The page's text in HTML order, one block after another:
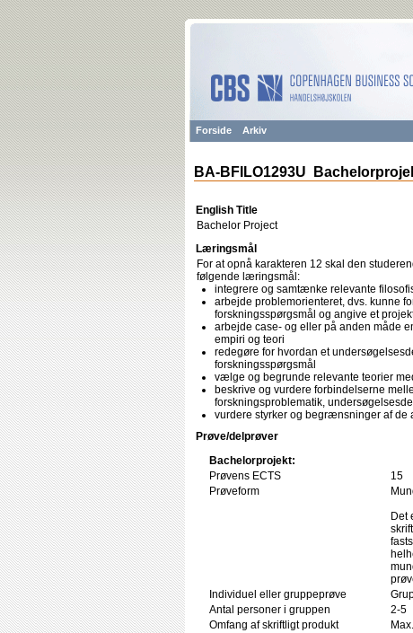
Forside Arkiv
BA-BFILO1293U
English Title
Bachelor Project
Læringsmål
For at opnå karakteren 12 skal den
følgende læringsmål:
integrere og samtænke relevante
arbejde problemorienteret, dvs. kunne
forskningsspørgsmål og angive et
arbejde case- og eller på anden måde
empiri og teori
redegøre for hvordan et
forskningsspørgsmål
vælge og begrunde relevante teorier
beskrive og vurdere forbindelserne
forskningsproblematik,
vurdere styrker og begrænsninger af de
Prøve/delprøver
Bachelorprojekt:
Prøvens ECTS
15
Prøveform
Det
Individuel eller gruppeprøve
Antal personer i gruppen
2-5
Omfang af skriftligt produkt